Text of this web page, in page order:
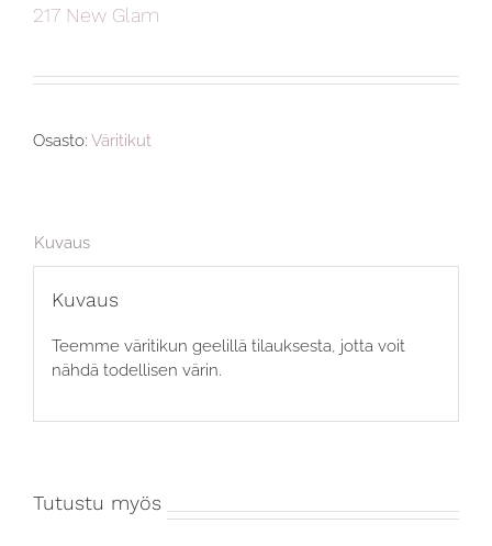
217 New Glam
Osasto: Väritikut
Kuvaus
Kuvaus
Teemme väritikun geelillä tilauksesta, jotta voit
nähdä todellisen värin.
Tutustu myös